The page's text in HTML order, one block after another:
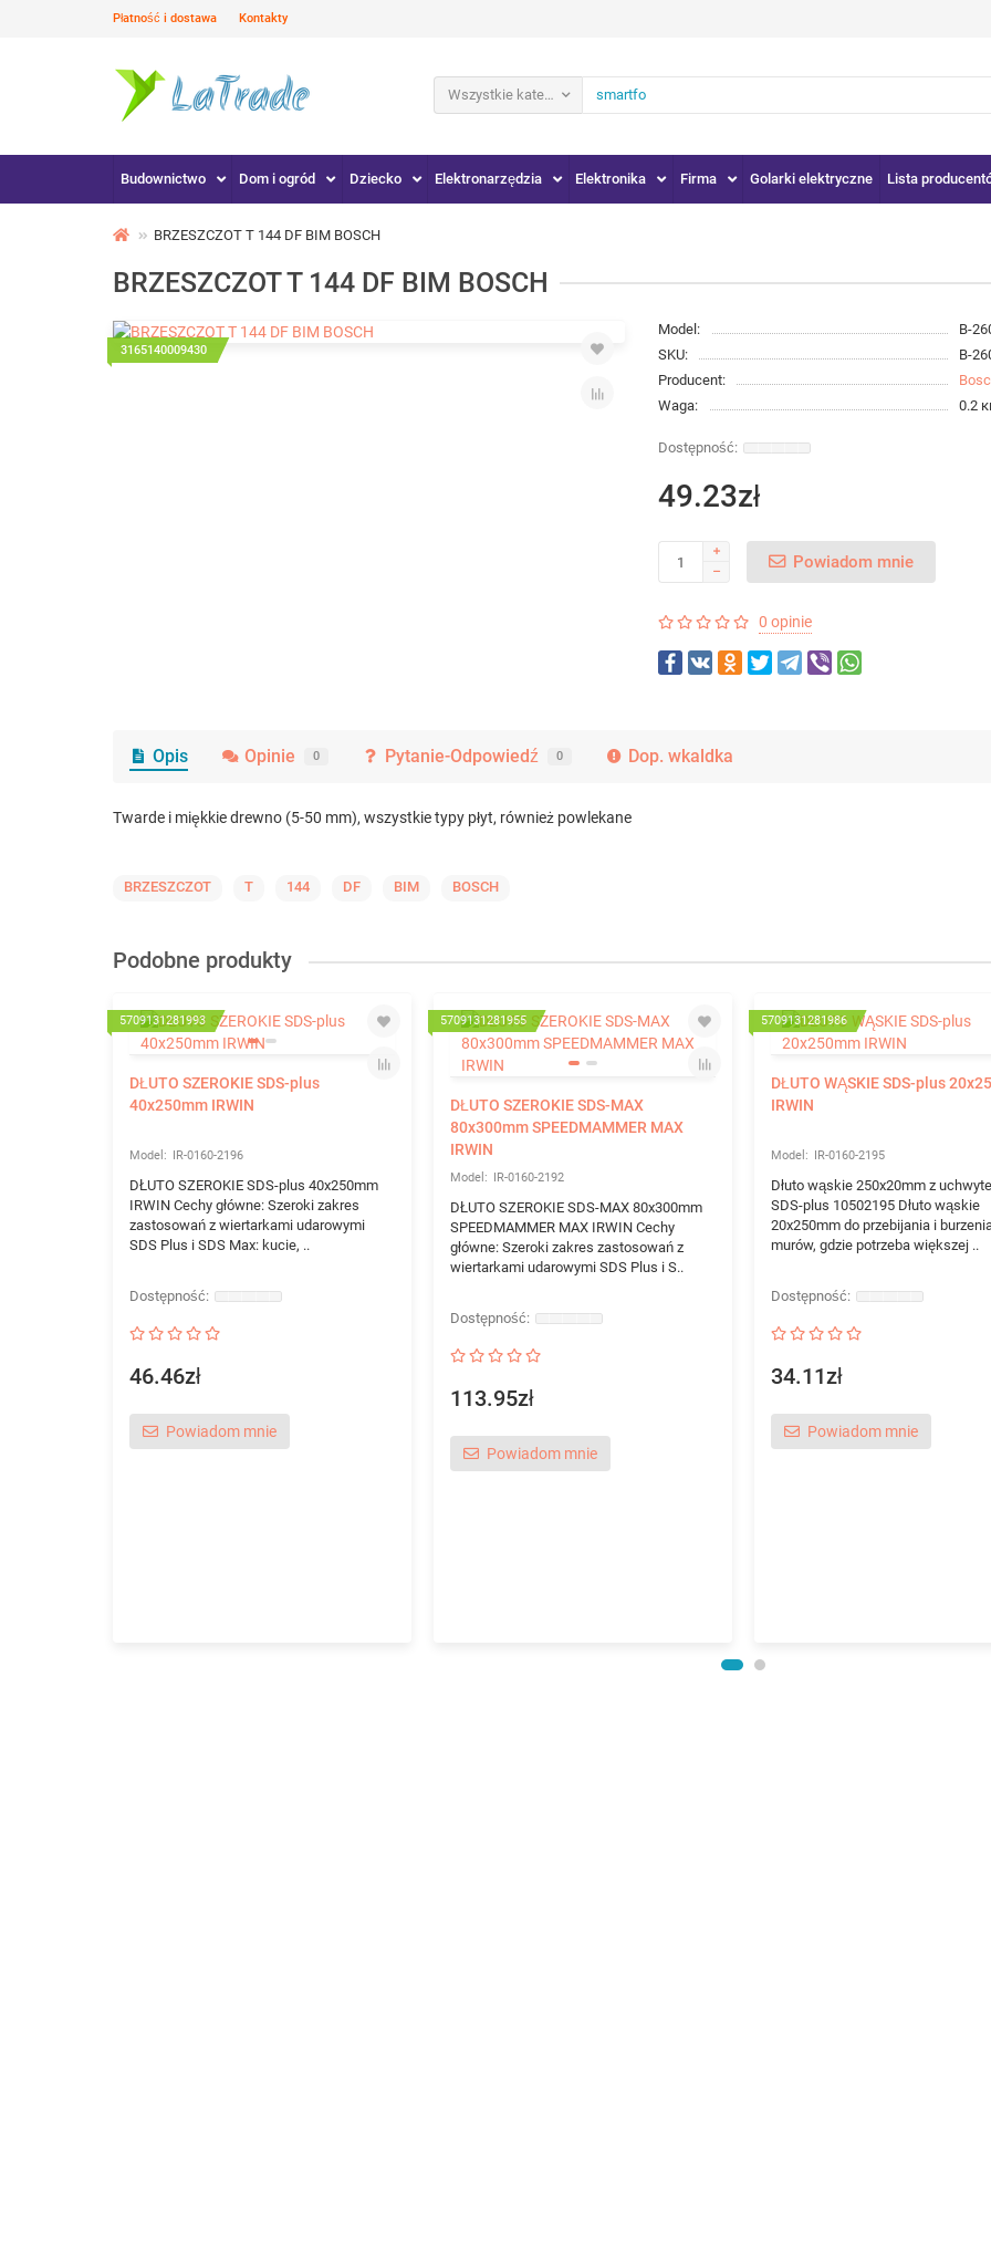
Płatność i dostawa Kontakty
Wszystkie kategorie
Budownictwo Dom i ogród Dziecko Elektronarzędzia Elektronika Firma Golarki elektryczne Lista
BRZESZCZOT T 144 DF BIM BOSCH
BRZESZCZOT T 144 DF BIM BOSCH
3165140009430
Model:
B-
SKU:
B-
Producent:
Waga:
0.2
49.23zł
Powiadom mnie
0 opinie
Opis Opinie 0 Pytanie-Odpowiedź 0 Dop. wkaldka
Twarde i miękkie drewno (5-50 mm), wszystkie typy płyt, również powlekane
BRZESZCZOT T 144 DF BIM BOSCH
Podobne produkty
5709131281993
DŁUTO SZEROKIE SDS-plus
40x250mm IRWIN
IR-0160-2196
DŁUTO SZEROKIE SDS-plus 40x250mm
IRWIN Cechy główne: Szeroki zakres
zastosowań z wiertarkami udarowymi
SDS Plus i SDS Max: kucie, ..
46.46zł
Powiadom mnie
5709131281955
DŁUTO SZEROKIE SDS-MAX
80x300mm SPEEDMAMMER MAX
IRWIN
IR-0160-2192
DŁUTO SZEROKIE SDS-MAX 80x300mm
SPEEDMAMMER MAX IRWIN Cechy
główne: Szeroki zakres zastosowań z
wiertarkami udarowymi SDS Plus i S..
113.95zł
Powiadom mnie
5709131281986
DŁUTO WĄSKIE SDS-plus
IRWIN
IR-0160-2195
Dłuto wąskie 250x20mm z
SDS-plus 10502195 Dłuto wąskie
20x250mm do przebijania i
murów, gdzie potrzeba większej ..
34.11zł
Powiadom mnie